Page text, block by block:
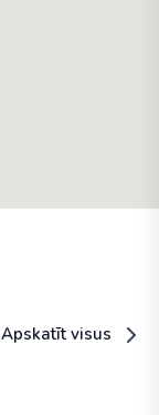
Apskatīt visus